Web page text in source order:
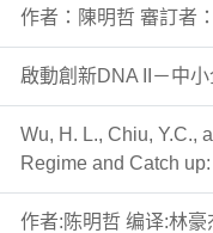
作者：陳明哲 審訂者
啟動創新DNA II－中
Wu, H. L., Chiu, Y.C.,
Regime and Catch
作者:陈明哲 编译:林